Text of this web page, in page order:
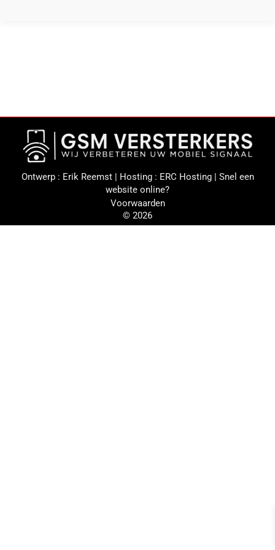
Ontwerp : Erik Reemst| Hosting : ERC Hosting| Snel een
website online?
Voorwaarden
© 2026